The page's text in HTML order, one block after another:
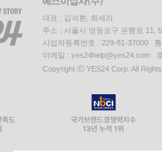
대표 : 김석환, 최세라
주소 : 서울시 영등포구 은행로 11,
사업자등록번호 : 229-81-37000
이메일 : yes24help@yes24.com
Copyright ⓒ YES24 Corp. All